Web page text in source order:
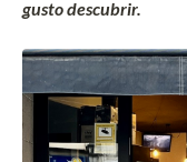
gusto descubrir.